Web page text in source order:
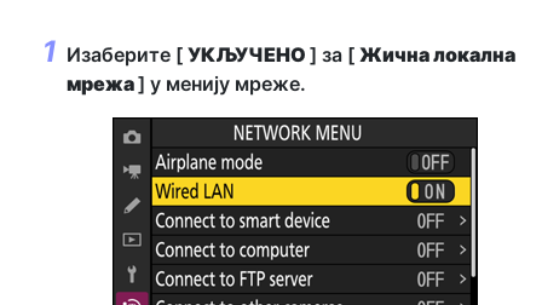
Изаберите [ УКЉУЧЕНО ] за [ Жична локална
мрежа] у менију мреже.